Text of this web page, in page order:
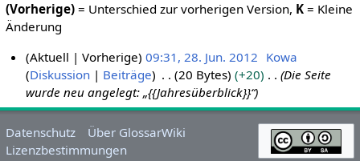
(Vorherige)= Unterschied zur vorherigen Version, K= Kleine
Änderung
.
J
u
Aktuell Vorherige 09:31, 28. Jun. 2012 Kowa
Diskussion
Beiträge 20 Bytes +20
Die Seite
wurde neu angelegt: „{{Jahresüberblick}}“
Datenschutz
Über GlossarWiki
Lizenzbestimmungen